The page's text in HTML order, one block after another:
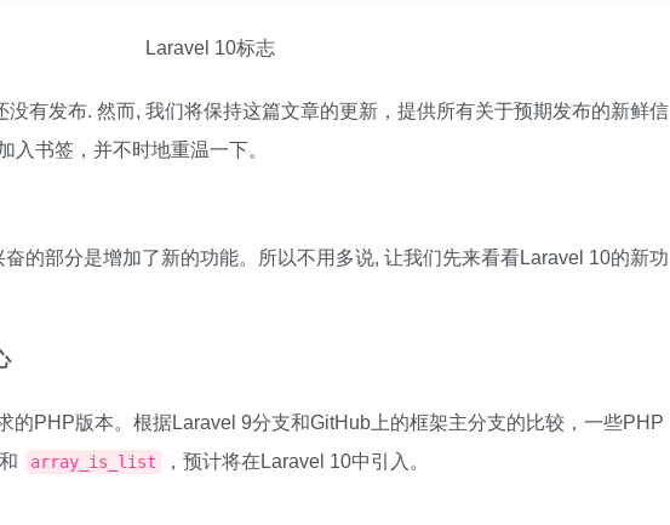
Laravel 10标志
没有发布. 然而, 我们将保持这篇文章的更新，提供所有关于预期发布的新鲜信
入书签，并不时地重温一下。
的部分是增加了新的功能。所以不用多说, 让我们先来看看Laravel 10的新功
的PHP版本。根据Laravel 9分支和GitHub上的框架主分支的比较，一些PHP
array_is_list ，预计将在Laravel 10中引入。